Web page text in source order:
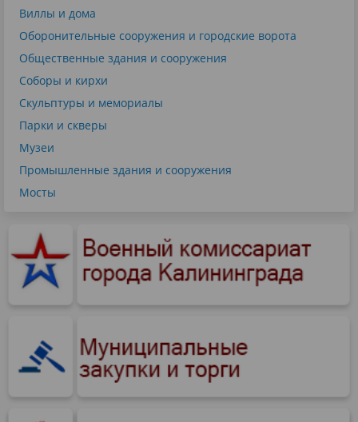
Виллы и дома
Оборонительные сооружения и городские ворота
Общественные здания и сооружения
Соборы и кирхи
Скульптуры и мемориалы
Парки и скверы
Музеи
Промышленные здания и сооружения
Мосты